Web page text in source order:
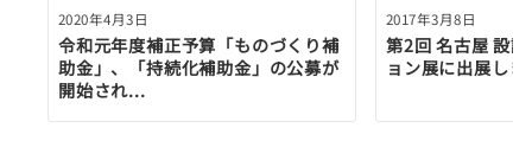
2020年4月3日
令和元年度補正予算「ものづくり補
助金」、「持続化補助金」の公募が
開始され...
2017年3月8日
第2回 名古屋 設
ョン展に出展しま